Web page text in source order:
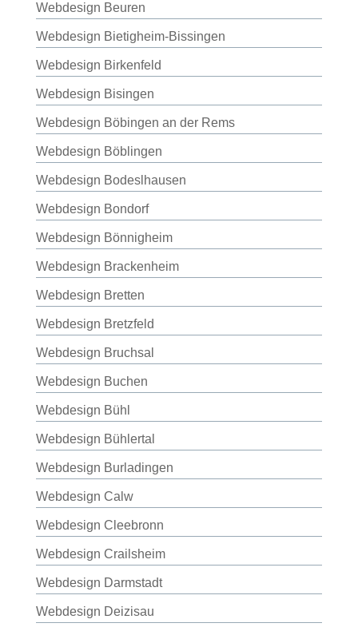
Webdesign Beuren
Webdesign Bietigheim-Bissingen
Webdesign Birkenfeld
Webdesign Bisingen
Webdesign Böbingen an der Rems
Webdesign Böblingen
Webdesign Bodeslhausen
Webdesign Bondorf
Webdesign Bönnigheim
Webdesign Brackenheim
Webdesign Bretten
Webdesign Bretzfeld
Webdesign Bruchsal
Webdesign Buchen
Webdesign Bühl
Webdesign Bühlertal
Webdesign Burladingen
Webdesign Calw
Webdesign Cleebronn
Webdesign Crailsheim
Webdesign Darmstadt
Webdesign Deizisau